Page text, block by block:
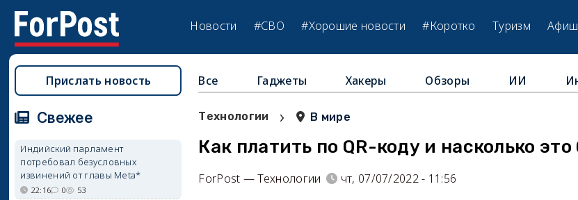
Новости #СВО #Хорошие новости #Коротко Туризм
Все Гаджеты Хакеры Обзоры ИИ
Технологии › В мире
Как платить по QR-коду и насколько это
ForPost — Технологии
чт, 07/07/2022 - 11:56
Прислать новость
Свежее
Индийский парламент
потребовал безусловных
извинений от главы Meta*
22:16 0 53